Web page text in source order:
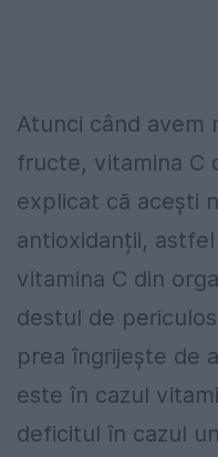
Atunci când avem
fructe, vitamina C
explicat că acești
antioxidanții,
vitamina C din
destul de
prea îngrijește de
este în cazul
deficitul în cazul